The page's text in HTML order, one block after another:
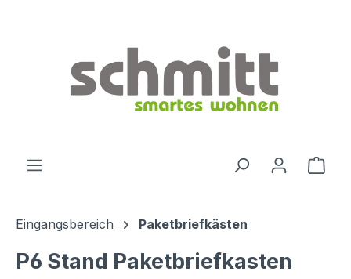
Eingangsbereich Paketbriefkästen
P6 Stand Paketbriefkasten